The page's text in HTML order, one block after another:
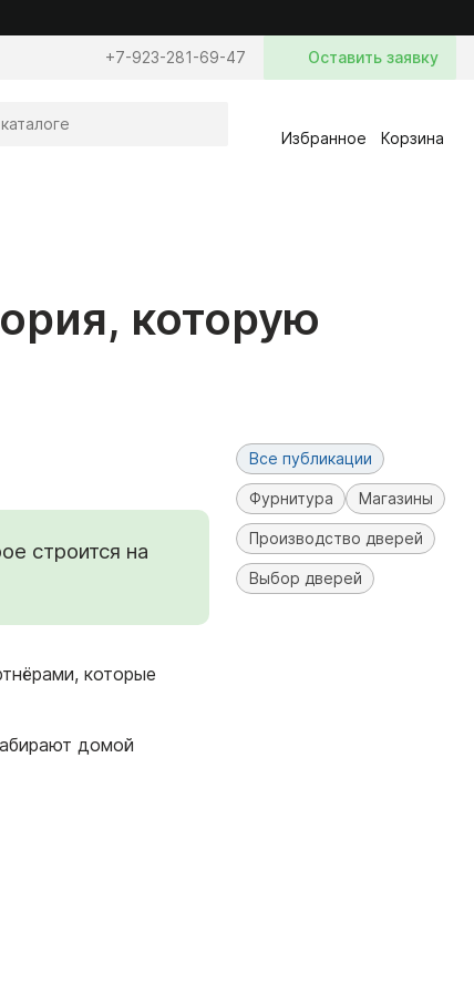
+7-923-281-69-47 Оставить заявку
Избранное Корзина
которую
Все публикации
Фурнитура Магазины
Производство дверей
Выбор дверей
строится на
которые
домой